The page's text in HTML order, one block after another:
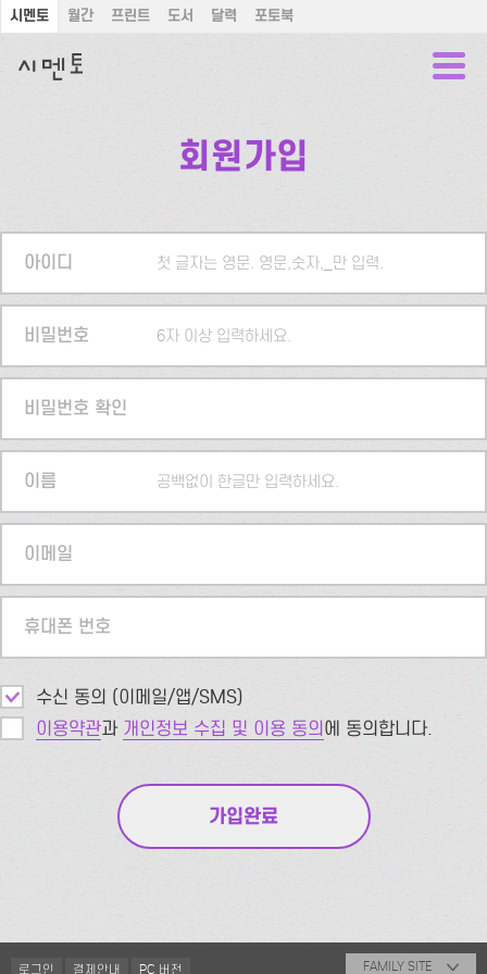
시멘토 월간 프린트 도서 달력 포토북
회원가입
아이디 첫 글자는 영문. 영문,숫자,_만 입력.
비밀번호 6자 이상 입력하세요.
비밀번호 확인
이름 공백없이 한글만 입력하세요.
이메일
휴대폰 번호
수신 동의 (이메일/앱/SMS)
이용약관과 개인정보 수집 및 이용 동의에 동의합니다.
로그인 결제안내 PC 버전 FAMILY SITE